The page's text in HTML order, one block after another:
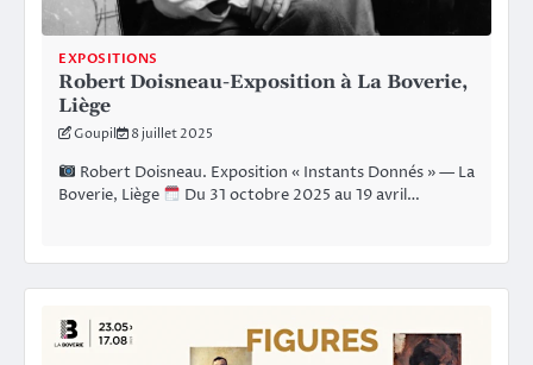
EXPOSITIONS
Robert Doisneau-Exposition à La Boverie,
Liège
Goupil 8 juillet 2025
Robert Doisneau. Exposition « Instants Donnés » — La
Boverie, Liège
Du 31 octobre 2025 au 19 avril…